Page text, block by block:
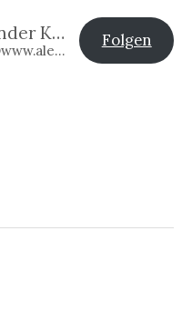
Dr. phil. Alexander Klier
@deralexander2@www.alexander-klier.net
Folgen